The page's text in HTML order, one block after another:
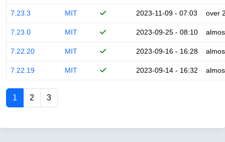
7.23.3 MIT 2023-11-09 - 07:03 over
7.23.0 MIT 2023-09-25 - 08:10
7.22.20 MIT 2023-09-16 - 16:28
7.22.19 MIT 2023-09-14 - 16:32
1 2 3